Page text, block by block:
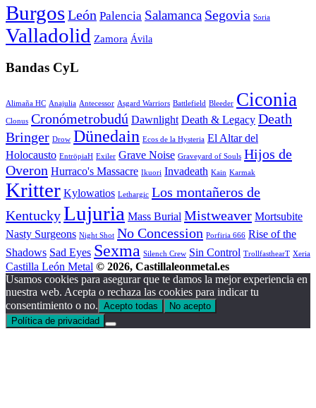
BurgosLeón Palencia Salamanca Segovia Soria
Valladolid Zamora Ávila
Bandas CyL
Alimaña HC Anajulia Antecessor Asgard Warriors Battlefield Bleeder Ciconia
Clonus Cronómetrobudú Dawnlight Death & Legacy Death
Bringer Drow Dünedain Ecos de la Hysteria El Altar del
Holocausto EntröpiaH Exiler Grave Noise Graveyard of Souls Hijos de
Overon Hurraco's Massacre Ikuori Invadeath Kain Karmak
Kritter Kylowatios Lethargic Los montañeros de
KentuckyLujuria Mass Burial Mistweaver Mortsubite
Nasty Surgeons Night Shot No Concession Porfiria 666 Rise of the
Shadows Sad Eyes Sexma Silench Crew Sin Control TrollfasthearT Xeria
Castilla León Metal © 2026, Castillaleonmetal.es
Usamos cookies para asegurar que te damos la mejor experiencia en
nuestra web. Acepta o rechaza las cookies para indicar tu
consentimiento o no. Acepto todas
No acepto
Política de privacidad